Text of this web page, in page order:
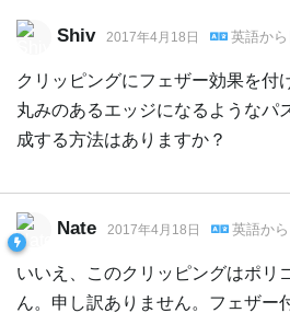
Shiv 2017年4月18日 英語から
クリッピングにフェザー効果を付
丸みのあるエッジになるようなパ
成する方法はありますか？
Nate 2017年4月18日 英語から
いいえ、このクリッピングはポリ
ん。申し訳ありません。フェザー